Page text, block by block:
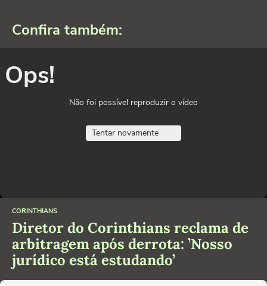
Confira também:
Ops!
Não foi possível reproduzir o vídeo
Tentar novamente
CORINTHIANS
Diretor do Corinthians reclama de
arbitragem após derrota: ’Nosso
jurídico está estudando’